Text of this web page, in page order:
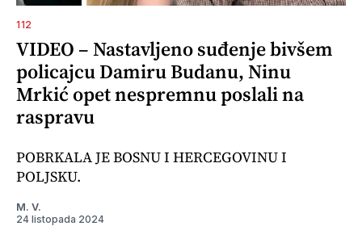
112
VIDEO – Nastavljeno suđenje bivšem
policajcu Damiru Budanu, Ninu
Mrkić opet nespremnu poslali na
raspravu
POBRKALA JE BOSNU I HERCEGOVINU I
POLJSKU.
M. V.
24 listopada 2024